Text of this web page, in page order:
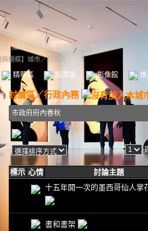
｜加入我的最愛｜ 訂閱最新文章
與蝴蝶】城市／討論區／
精華區 投票區 影像館
討論區／行政內務
市政府府內春秋
第
標示 心情
討論主題
十五年開一次的墨西哥仙人掌
書和書架